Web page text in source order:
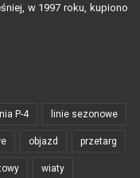
w 1997 roku, kupiono
P-4 linie sezonowe
objazd przetarg
wiaty